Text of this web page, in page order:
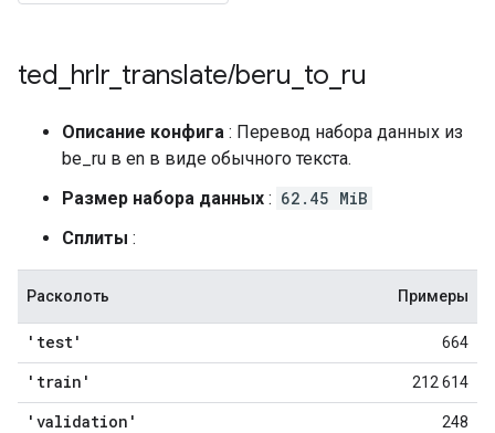
ted hrlr translate/beru to ru
Описание конфига : Перевод набора данных из
be_ru в en в виде обычного текста.
Размер набора данных : 62.45 MiB
Сплиты :
Расколоть Примеры
'test' 664
'train' 212 614
'validation' 248